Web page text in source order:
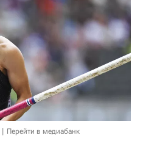
Перейти в медиабанк